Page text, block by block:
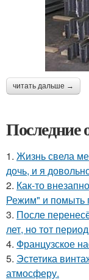
читать дальше →
Последние
1. Жизнь свела
дочь, и я
2. Как-то
Режим" и помыть
3. После
лет, но тот
4. Французское
5. Эстетика
атмосферу.